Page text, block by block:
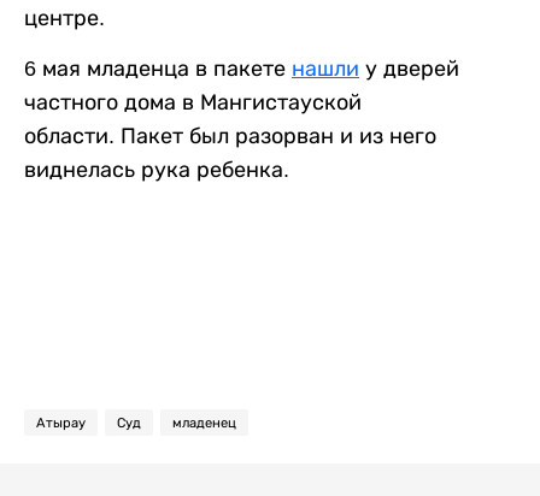
центре.
6 мая младенца в пакете нашли у дверей
частного дома в Мангистауской
области. Пакет был разорван и из него
виднелась рука ребенка.
Атырау Суд младенец